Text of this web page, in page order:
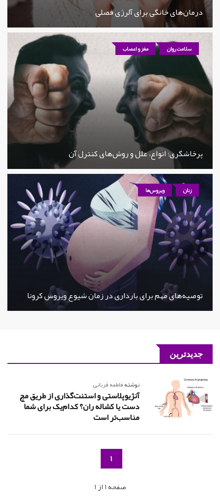
درمان‌های خانگی برای آلرژی فصلی
سلامت روان مغز و اعصاب
پرخاشگری؛ انواع، علل و روش‌های کنترل آن
زنان ویروس‌ها
توصیه‌های مهم برای بارداری در زمان شیوع ویروس کرونا
جدیدترین
نوشتهفاطمه قربانی
آنژیوپلاستی و استنت‌گذاری از طریق مچ
دست یا کشاله ران؟ کدام‌یک برای شما
مناسب‌تر است
1
صفحه 1 از 1